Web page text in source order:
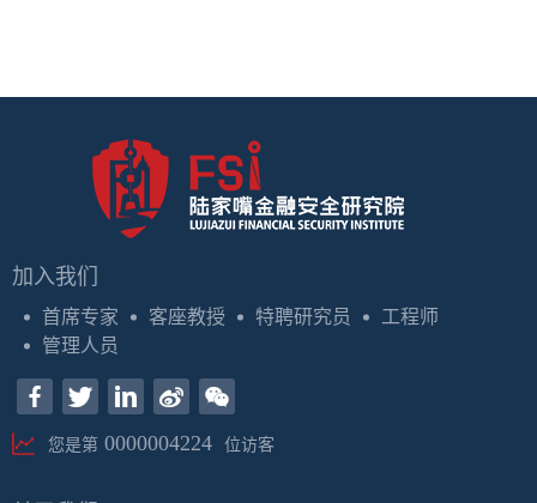
加入我们
首席专家 客座教授 特聘研究员
工程师
管理人员
您是第 0000004224 位访客